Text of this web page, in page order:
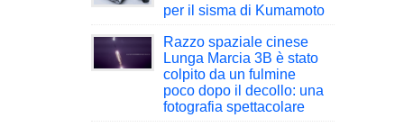
per il sisma di Kumamoto
Razzo spaziale cinese
Lunga Marcia 3B è stato
colpito da un fulmine
poco dopo il decollo: una
fotografia spettacolare